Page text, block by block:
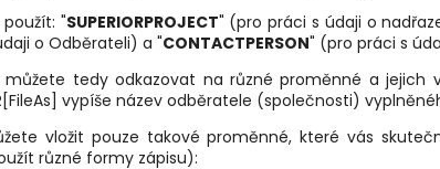
"SUPERIORPROJECT" (pro práci s údaji o
o Odběrateli) a "CONTACTPERSON" (pro práci s
můžete tedy odkazovat na různé proměnné a jejich
vypíše název odběratele (společnosti)
vložit pouze takové proměnné, které vás
různé formy zápisu):